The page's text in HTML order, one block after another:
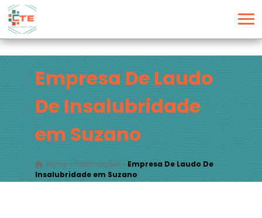
Empresa De Laudo
De Insalubridade
em Suzano
Home» Informações » Empresa De Laudo De
Insalubridade em Suzano